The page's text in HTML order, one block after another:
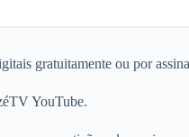
gratuitamente ou por
YouTube.